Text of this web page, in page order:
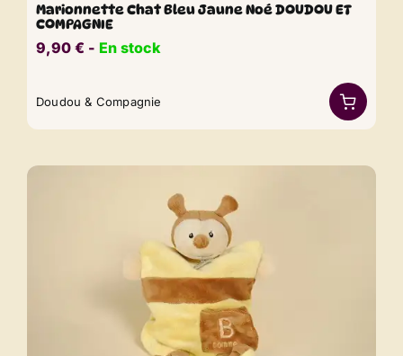
Marionnette Chat Bleu Jaune Noé DOUDOU ET
COMPAGNIE
9,90 € ​​ - En stock
Doudou & Compagnie